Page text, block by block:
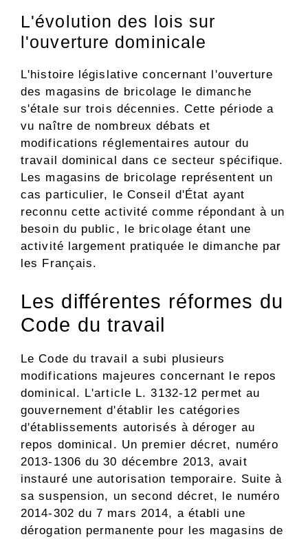
L'évolution des lois sur
l'ouverture dominicale
L'histoire législative concernant l'ouverture
des magasins de bricolage le dimanche
s'étale sur trois décennies. Cette période a
vu naître de nombreux débats et
modifications réglementaires autour du
travail dominical dans ce secteur spécifique.
Les magasins de bricolage représentent un
cas particulier, le Conseil d'État ayant
reconnu cette activité comme répondant à un
besoin du public, le bricolage étant une
activité largement pratiquée le dimanche par
les Français.
Les différentes réformes du
Code du travail
Le Code du travail a subi plusieurs
modifications majeures concernant le repos
dominical. L'article L. 3132-12 permet au
gouvernement d'établir les catégories
d'établissements autorisés à déroger au
repos dominical. Un premier décret, numéro
2013-1306 du 30 décembre 2013, avait
instauré une autorisation temporaire. Suite à
sa suspension, un second décret, le numéro
2014-302 du 7 mars 2014, a établi une
dérogation permanente pour les magasins de